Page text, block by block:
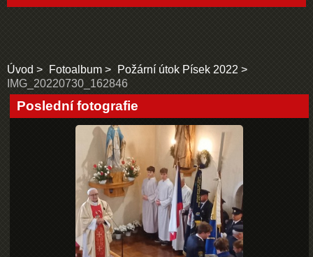
Úvod Fotoalbum
Požární útok Písek 2022
IMG_20220730_162846
Poslední fotografie